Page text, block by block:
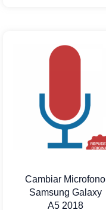
Cambiar Microfono
Samsung Galaxy
A5 2018